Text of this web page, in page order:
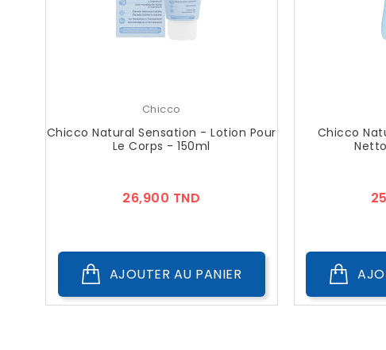
Chicco
Chicco Natural Sensation - Lotion Pour
Le Corps - 150ml
26,900 TND
AJOUTER AU PANIER
Chicco